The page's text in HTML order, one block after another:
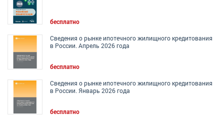
бесплатно
Сведения о рынке ипотечного жилищного кредитования
в России. Апрель 2026 года
бесплатно
Сведения о рынке ипотечного жилищного кредитования
в России. Январь 2026 года
бесплатно